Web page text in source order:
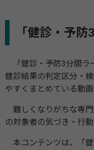
「健診・予
「健診・予防3分間ラ
健診結果の判定区分・
やすくまとめている動画
難しくなりがちな専
の対象者の気づき・行
本コンテンツは、「